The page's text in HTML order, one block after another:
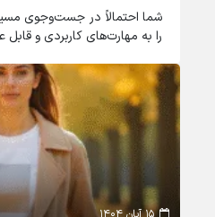
شما احتمالاً در جست‌وجوی
را به مهارت‌های کاربردی و قابل